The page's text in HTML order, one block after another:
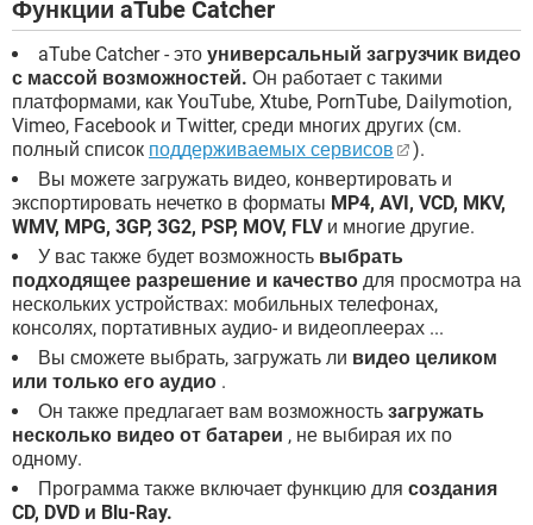
Функции aTube Catcher
aTube Catcher - это универсальный загрузчик видео
с массой возможностей. Он работает с такими
платформами, как YouTube, Xtube, PornTube, Dailymotion,
Vimeo, Facebook и Twitter, среди многих других (см.
полный список поддерживаемых сервисов
).
Вы можете загружать видео, конвертировать и
экспортировать нечетко в форматы MP4, AVI, VCD, MKV,
WMV, MPG, 3GP, 3G2, PSP, MOV, FLVи многие другие.
У вас также будет возможность выбрать
подходящее разрешение и качество для просмотра на
нескольких устройствах: мобильных телефонах,
консолях, портативных аудио- и видеоплеерах ...
Вы сможете выбрать, загружать ли видео целиком
или только его аудио .
Он также предлагает вам возможность загружать
несколько видео от батареи , не выбирая их по
одному.
Программа также включает функцию для создания
CD, DVD и Blu-Ray.